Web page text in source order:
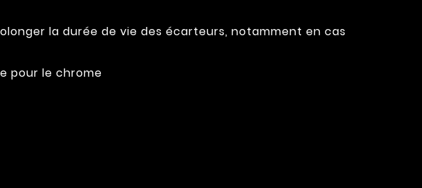
la durée de vie des écarteurs, notamment en cas
pour le chrome